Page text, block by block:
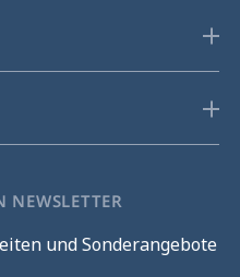
NEWSLETTER
und Sonderangebote